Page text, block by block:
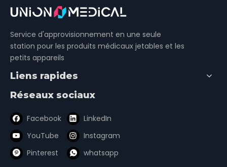
Service d'approvisionnement en une seule
station pour les produits médicaux jetables et les
petits appareils
Liens rapides
Réseaux sociaux
Facebook
LinkedIn
YouTube
Instagram
Pinterest
whatsapp